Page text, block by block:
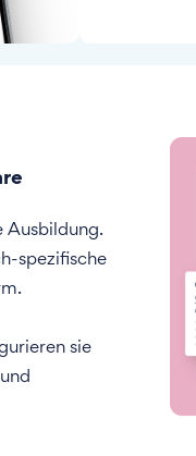
Ausbildung.
spezifische
sie